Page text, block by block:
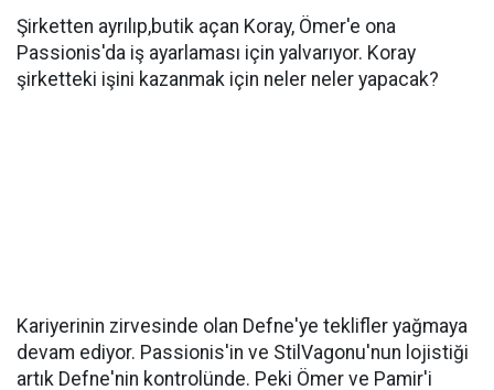
Şirketten ayrılıp,butik açan Koray, Ömer'e ona
Passionis'da iş ayarlaması için yalvarıyor. Koray
şirketteki işini kazanmak için neler neler yapacak?
Kariyerinin zirvesinde olan Defne'ye teklifler yağmaya
devam ediyor. Passionis'in ve StilVagonu'nun lojistiği
artık Defne'nin kontrolünde. Peki Ömer ve Pamir'i